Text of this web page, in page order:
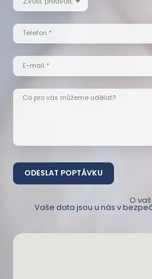
Telefon *
E-mail *
Co pro vás můžeme udělat?
O
Vaše data jsou u nás v